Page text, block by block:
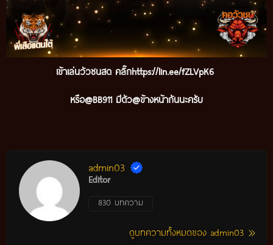
เข้าเล่นวัวชนสด คลิ๊กhttps://lin.ee/fZLVpK6
หรือ@BB911 มีตัว@ข้างหน้ากันนะครับ
admin03
Editor
830 บทความ
ดูบทความทั้งหมดของ admin03